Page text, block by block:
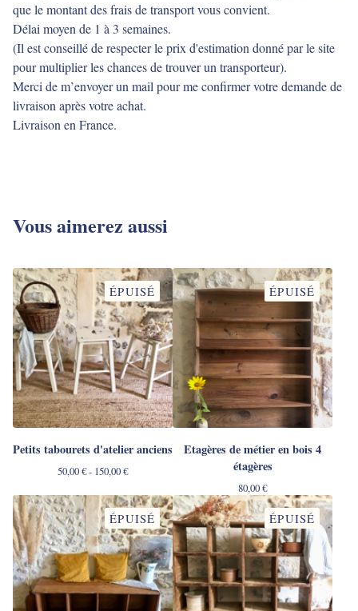
que le montant des frais de transport vous convient.
Délai moyen de 1 à 3 semaines.
(Il est conseillé de respecter le prix d'estimation donné par le site
pour multiplier les chances de trouver un transporteur).
Merci de m’envoyer un mail pour me confirmer votre demande de
livraison après votre achat.
Livraison en France.
Vous aimerez aussi
ÉPUISÉ
Petits tabourets d'atelier anciens
50,00€- 150,00€
ÉPUISÉ
Etagères de métier en bois 4
étagères
80,00€
ÉPUISÉ ÉPUISÉ